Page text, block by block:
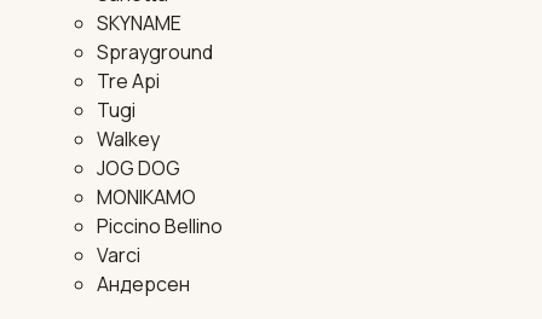
SKYNAME
Sprayground
Tre Api
Tugi
Walkey
JOG DOG
MONIKAMO
Piccino Bellino
Varci
Андерсен